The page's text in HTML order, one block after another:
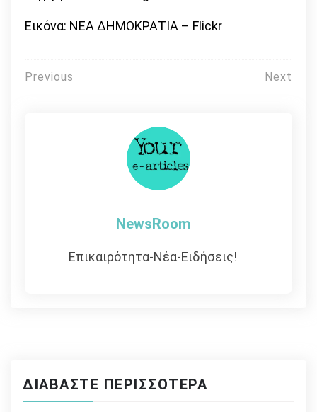
Εικόνα: ΝΕΑ ΔΗΜΟΚΡΑΤΙΑ – Flickr
Πλοήγηση
Previous Next
NewsRoom
Επικαιρότητα-Νέα-Ειδήσεις!
ΔΙΑΒΆΣΤΕ ΠΕΡΙΣΣΌΤΕΡΑ